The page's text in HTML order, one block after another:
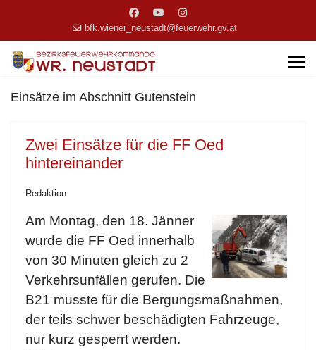
bfk.wiener_neustadt@feuerwehr.gv.at
Einsätze im Abschnitt Gutenstein
Zwei Einsätze für die FF Oed
hintereinander
Redaktion
Am Montag, den 18. Jänner
wurde die FF Oed innerhalb
von 30 Minuten gleich zu 2
Verkehrsunfällen gerufen. Die
B21 musste für die Bergungsmaßnahmen,
der teils schwer beschädigten Fahrzeuge,
nur kurz gesperrt werden.